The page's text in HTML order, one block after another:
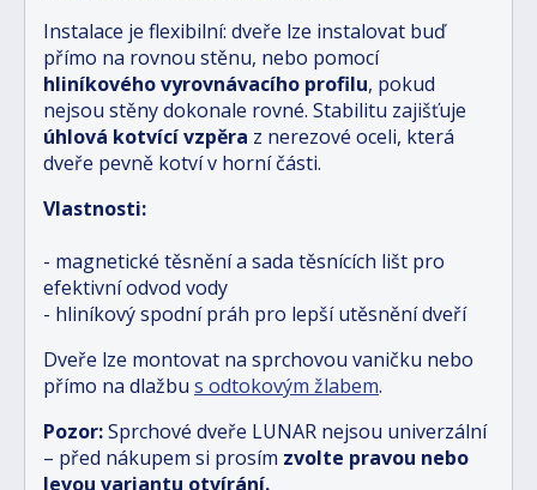
Instalace je flexibilní: dveře lze instalovat buď
přímo na rovnou stěnu, nebo pomocí
hliníkového vyrovnávacího profilu, pokud
nejsou stěny dokonale rovné. Stabilitu zajišťuje
úhlová kotvící vzpěra z nerezové oceli, která
dveře pevně kotví v horní části.
Vlastnosti:
- magnetické těsnění a sada těsnících lišt pro
efektivní odvod vody
- hliníkový spodní práh pro lepší utěsnění dveří
Dveře lze montovat na sprchovou vaničku nebo
přímo na dlažbu s odtokovým žlabem.
Pozor:Sprchové dveře LUNAR nejsou univerzální
– před nákupem si prosím zvolte pravou nebo
levou variantu otvírání.